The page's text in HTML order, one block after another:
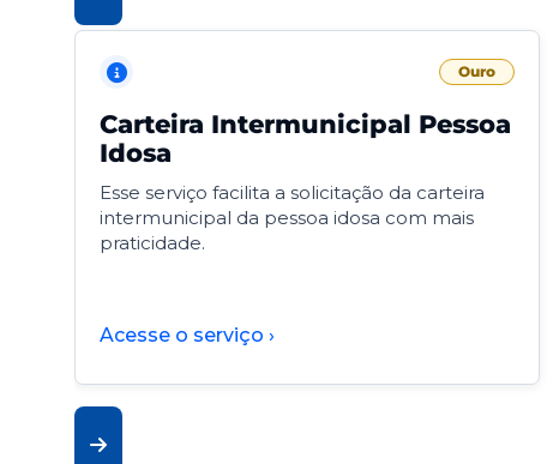
Ouro
Carteira Intermunicipal Pessoa
Idosa
Esse serviço facilita a solicitação da carteira
intermunicipal da pessoa idosa com mais
praticidade.
Acesse o serviço ›